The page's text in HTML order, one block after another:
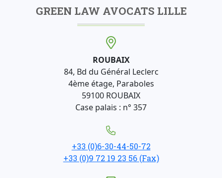
GREEN LAW AVOCATS LILLE
ROUBAIX
84, Bd du Général Leclerc
4ème étage, Paraboles
59100 ROUBAIX
Case palais : n° 357
+33 (0)6-30-44-50-72
+33 (0)9 72 19 23 56 (Fax)